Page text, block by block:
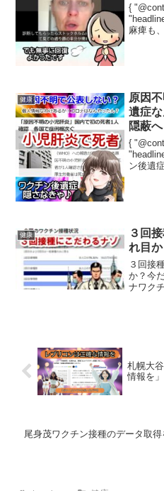
{
麻痺も
健康
原因
遺症なんだろ
隠蔽へ
{
ン後遺
健康
３回
れ目か
３回接
か？今
ナワク
は何だ
トで７
札幌大
情報を」
尾身茂ワクチン接種のデータ取得